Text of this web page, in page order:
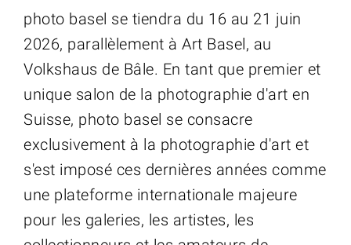
photo basel se tiendra du 16 au 21 juin
2026, parallèlement à Art Basel, au
Volkshaus de Bâle. En tant que premier et
unique salon de la photographie d'art en
Suisse, photo basel se consacre
exclusivement à la photographie d'art et
s'est imposé ces dernières années comme
une plateforme internationale majeure
pour les galeries, les artistes, les